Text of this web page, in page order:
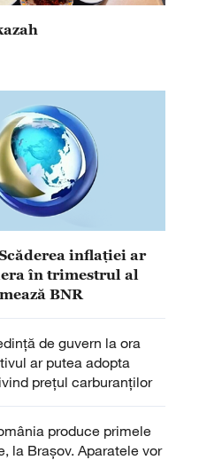
inflației ar
în trimestrul al
BNR
de guvern la ora
ar putea adopta
prețul carburanţilor
produce primele
la Brașov. Aparatele vor